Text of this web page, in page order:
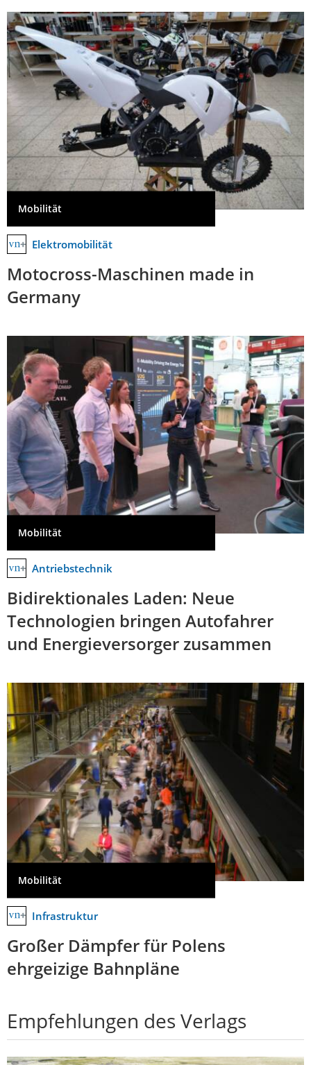
Mobilität
Elektromobilität
Motocross-Maschinen made in
Germany
Mobilität
Antriebstechnik
Bidirektionales Laden: Neue
Technologien bringen Autofahrer
und Energieversorger zusammen
Mobilität
Infrastruktur
Großer Dämpfer für Polens
ehrgeizige Bahnpläne
Empfehlungen des Verlags